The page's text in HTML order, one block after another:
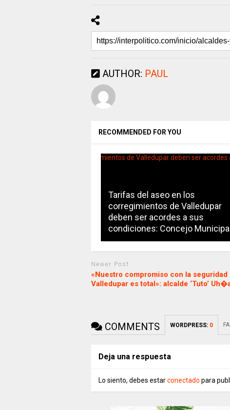
AUTHOR: PAUL
RECOMMENDED FOR YOU
Tarifas del aseo en los
corregimientos de Valledupar
deben ser acordes a sus
condiciones: Concejo Municipal
Newer Post
«Nuestro compromiso con la seguridad
Valledupar es total»: alcalde ‘Tuto’
COMMENTS WORDPRESS: 0
Deja una respuesta
Lo siento, debes estarconectado para